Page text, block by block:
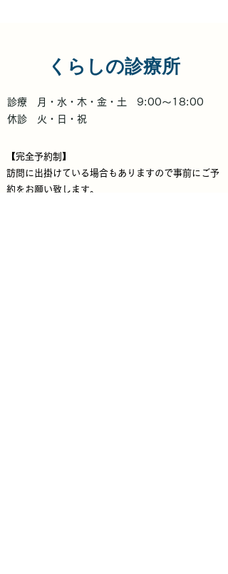
くらしの診療所
診療 月・水・木・金・土 9:00〜18:00
休診 火・日・祝
【完全予約制】
​訪問に出掛けている場合もありますので事前にご予
約をお願い致します。